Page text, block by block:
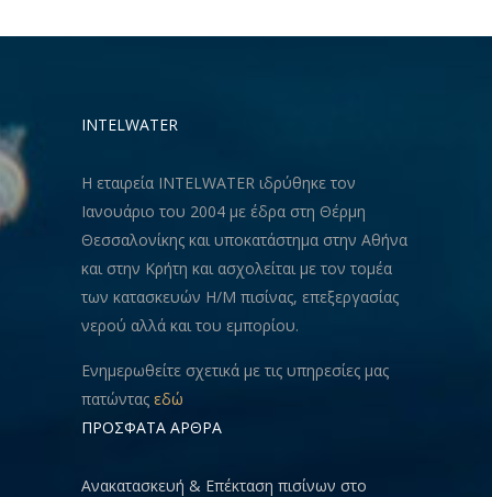
INTELWATER
Η εταιρεία INTELWATER ιδρύθηκε τον
Ιανουάριο του 2004 με έδρα στη Θέρμη
Θεσσαλονίκης και υποκατάστημα στην Αθήνα
και στην Κρήτη και ασχολείται με τον τομέα
των κατασκευών Η/Μ πισίνας, επεξεργασίας
νερού αλλά και του εμπορίου.
Ενημερωθείτε σχετικά με τις υπηρεσίες μας
πατώντας εδώ
ΠΡΟΣΦΑΤΑ ΑΡΘΡΑ
Ανακατασκευή & Eπέκταση πισίνων στο